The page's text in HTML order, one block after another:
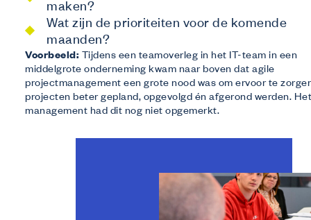
maken?
Wat zijn de prioriteiten voor de komende
maanden?
Voorbeeld: Tijdens een teamoverleg in het IT-team in een
middelgrote onderneming kwam naar boven dat agile
projectmanagement een grote nood was om ervoor te
projecten beter gepland, opgevolgd én afgerond werden. Het
management had dit nog niet opgemerkt.